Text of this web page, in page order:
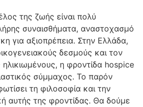
της ζωής είναι πολύ
συναισθήματα, αναστοχασμό
για αξιοπρέπεια. Στην Ελλάδα,
δεσμούς και τον
η φροντίδα hospice
σύμμαχος. Το παρόν
τη φιλοσοφία και την
αυτής της φροντίδας. Θα δούμε